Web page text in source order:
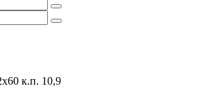
к.п. 10,9